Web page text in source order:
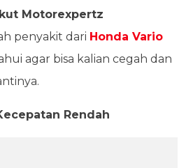
Motorexpertz
penyakit dari Honda Vario
agar bisa kalian cegah dan
Rendah